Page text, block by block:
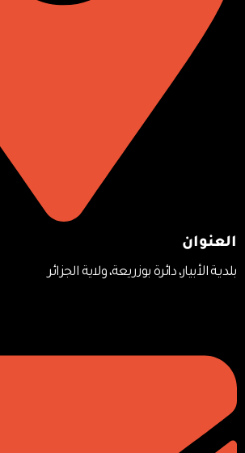
العنوان
بلديـة الأبيار، دائرة بوزريعة، ولاية الجزائر